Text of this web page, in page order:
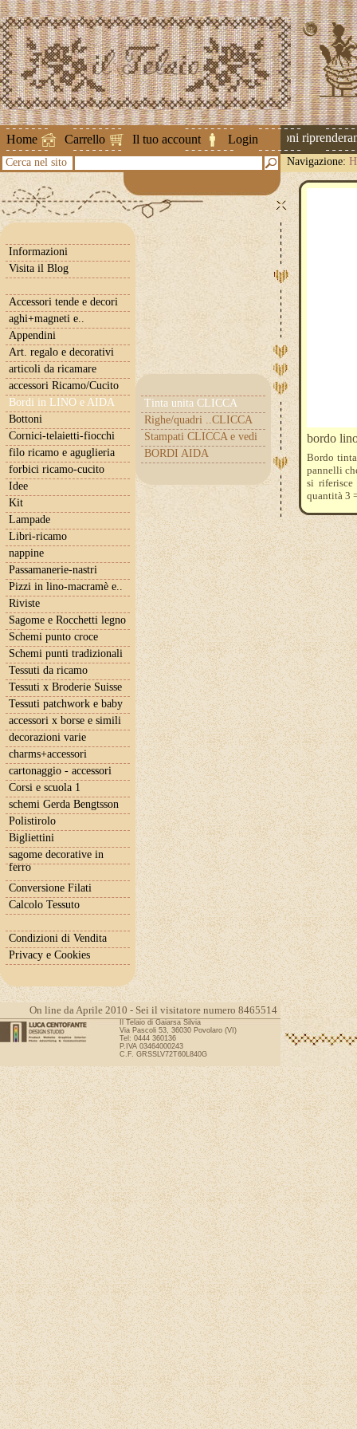
Home Carrello Il tuo account Login
Attenzione ! Le spedizioni
Cerca nel sito Navigazione:
Informazioni
Visita il Blog
Accessori tende e decori
aghi+magneti e..
Appendini
Art. regalo e decorativi
articoli da ricamare
accessori Ricamo/Cucito
Bordi in LINO e AIDA
Tinta unita CLICCA
Righe/quadri ..CLICCA
Stampati CLICCA e vedi
BORDI AIDA
Bottoni
Cornici-telaietti-fiocchi
filo ricamo e aguglieria
forbici ricamo-cucito
Idee
Kit
Lampade
Libri-ricamo
nappine
Passamanerie-nastri
Pizzi in lino-macramè e..
Riviste
Sagome e Rocchetti legno
Schemi punto croce
Schemi punti tradizionali
Tessuti da ricamo
Tessuti x Broderie Suisse
Tessuti patchwork e baby
accessori x borse e simili
decorazioni varie
charms+accessori
cartonaggio - accessori
Corsi e scuola 1
schemi Gerda Bengtsson
Polistirolo
Bigliettini
sagome decorative in
ferro
Conversione Filati
Calcolo Tessuto
Condizioni di Vendita
Privacy e Cookies
bordo
Bordo
pannelli
si riferisce
quantità 3
On line da Aprile 2010 - Sei il visitatore numero 8465514
Il Telaio di Gaiarsa Silvia
Via Pascoli 53, 36030 Povolaro (VI)
Tel: 0444 360136
P.IVA 03464000243
C.F. GRSSLV72T60L840G